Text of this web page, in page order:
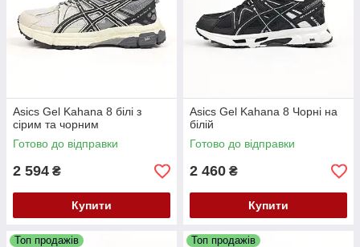
Asics Gel Kahana 8 білі з
сірим та чорним
Готово до відправки
2 594 ₴
Купити
Asics Gel Kahana 8 Чорні на
білій
Готово до відправки
2 460 ₴
Купити
Топ продажів Топ продажів